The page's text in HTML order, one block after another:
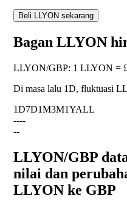
Beli LLYON sekarang
Bagan LLYON
LLYON/GBP: 1 LLYON =
Di masa lalu 1D, fluktuasi
1D7D1M3M1YALL
----
--
LLYON/GBP
nilai dan
LLYON ke GBP